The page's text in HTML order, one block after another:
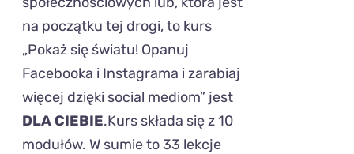
na początku tej drogi, to kurs
„Pokaż się światu! Opanuj
Facebooka i Instagrama i zarabiaj
więcej dzięki social mediom” jest
DLA CIEBIE.Kurs składa się z 10
modułów. W sumie to 33 lekcje